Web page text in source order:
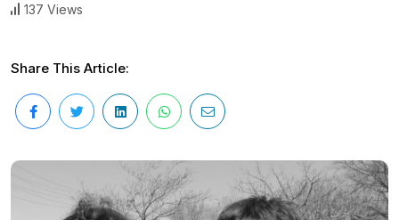
137 Views
Share This Article: